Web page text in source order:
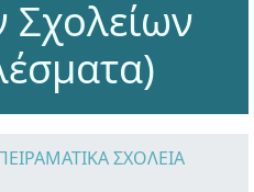
ΣΧΟΛΕΙΑ